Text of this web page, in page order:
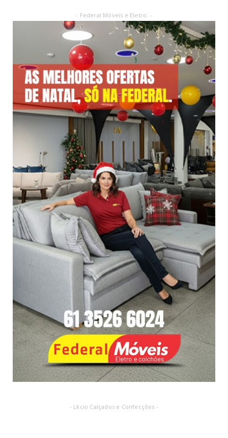
- Federal Móveis e Eletro: -
- Lkcio Calçados e Confecções -